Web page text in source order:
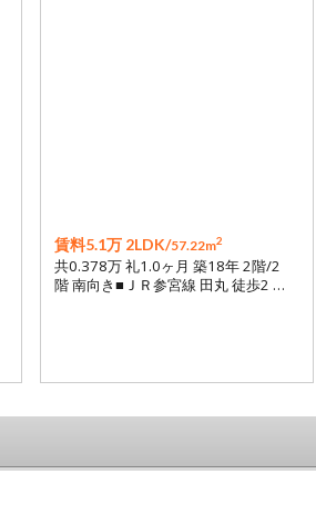
賃料5.1万 2LDK/57.22m2
共0.378万 礼1.0ヶ月 築18年 2階/2
階 南向き■ＪＲ参宮線 田丸 徒歩2 …